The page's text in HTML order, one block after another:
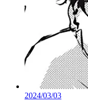
2024/03/03